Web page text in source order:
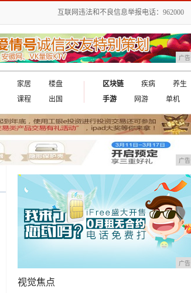
互联网违法和不良信息举报电话：962000
广告
家居
楼盘
课程 出国
区块链 疾病
养生
手游
网游 单机
广告
广告
视觉焦点